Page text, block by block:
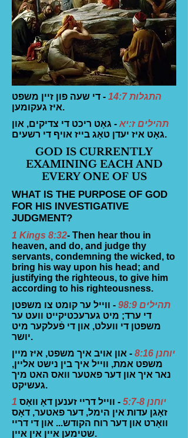
התגלות 14:7
- די שעה פון זיין משפט
איז געקומען.
תהילים ז:יא - גאָט ריכט די צדיקים, און
גאָט איז יעדן טאָג בייז אויף די רשעים.
GOD IS CURRENTLY
EXAMINING EACH AND
EVERY ONE OF US
WHAT IS THE PURPOSE OF GOD
FOR HIS INVESTIGATIVE
JUDGMENT?
1 Kings 8:32- Then hear thou in
heaven, and do, and judge thy
servants, condemning the wicked, to
bring his way upon his head; and
justifying the righteous, to give him
according to his righteousness.
תהילים 98:9
- ווייל ער קומט צו משפּטן
די ערד; מיט גערעכטיקייט וועט ער
משפּטן די וועלט, און די פֿעלקער מיט
יושר.
יוחנן 8:16
- און אויב איך משפט, איז מיין
משפט אמת, ווייל איך בין נישט אליין,
נאר איך און דער פאטער וואס האט מיך
געשיקט.
1 יוחנן 5:7-8
- ווייל דריי זענען דאָ וואָס
זאָגן עדות אין הימל, דער פאטער, דאָס
וואָרט און דער רוח הקודש... און די דריי
שטימען איין אין איין.